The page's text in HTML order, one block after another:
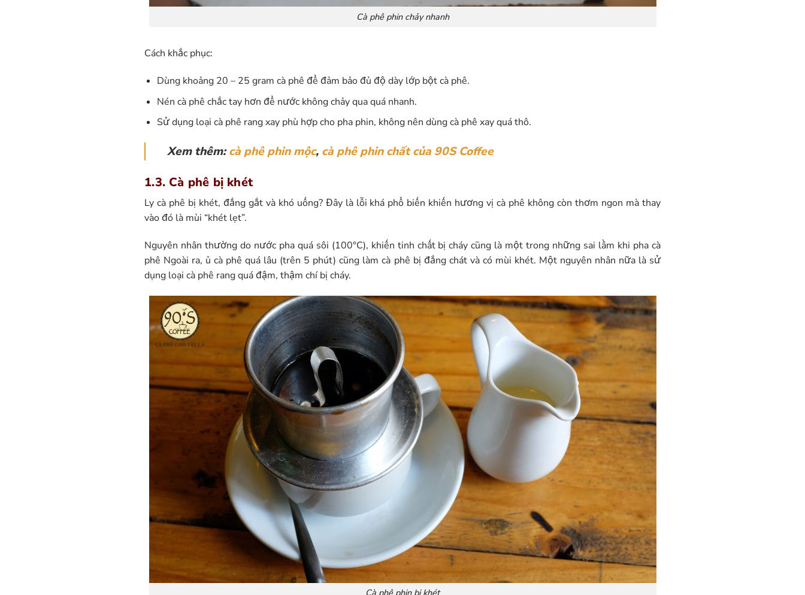
Cà phê phin chảy nhanh
Cách khắc phục:
Dùng khoảng 20 – 25 gram cà phê để đảm bảo đủ độ dày lớp bột cà phê.
Nén cà phê chắc tay hơn để nước không chảy qua quá nhanh.
Sử dụng loại cà phê rang xay phù hợp cho pha phin, không nên dùng cà phê xay quá thô.
Xem thêm:cà phê phin mộc, cà phê phin chấtcủa 90S Coffee
1.3. Cà phê bị khét
Ly cà phê bị khét, đắng gắt và khó uống? Đây là lỗi khá phổ biến khiến hương vị cà phê không còn thơm ngon mà thay
vào đó là mùi “khét lẹt”.
Nguyên nhân thường do nước pha quá sôi (100°C), khiến tinh chất bị cháycũng là một trong những sai lầm khi pha cà
phê Ngoài ra, ủ cà phê quá lâu (trên 5 phút) cũng làm cà phê bị đắng chát và có mùi khét. Một nguyên nhân nữa là sử
dụng loại cà phê rang quá đậm, thậm chí bị cháy.